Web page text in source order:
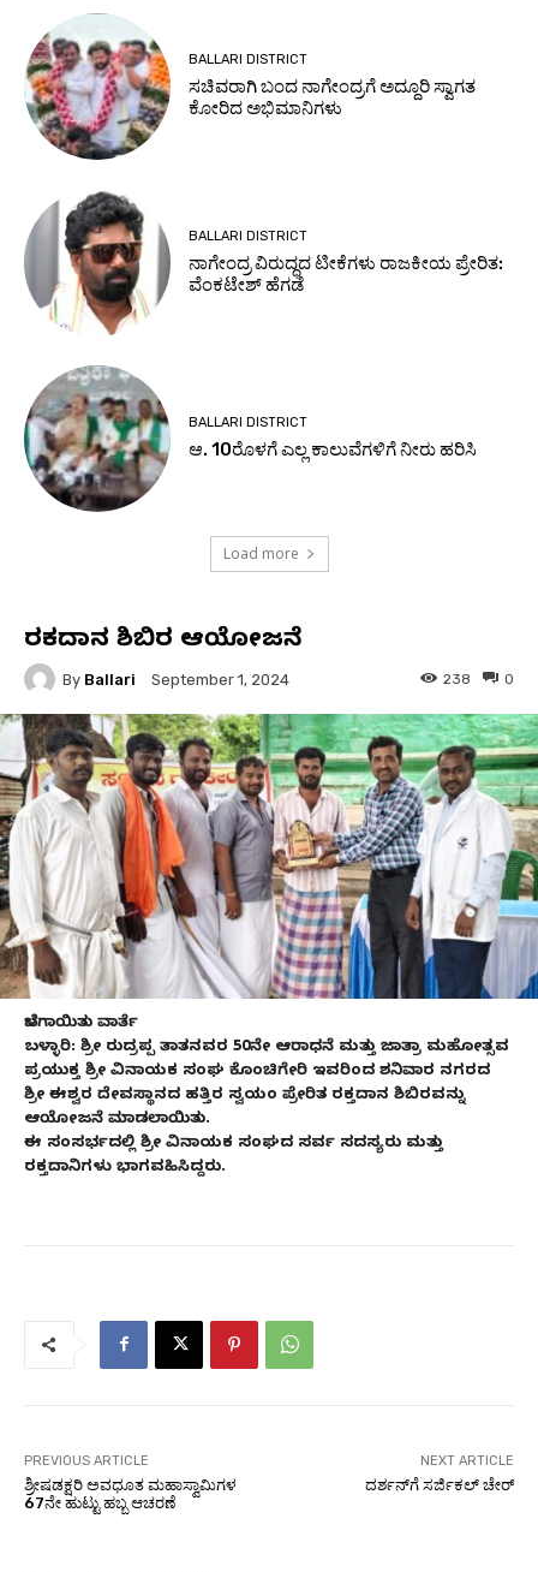
BALLARI DISTRICT
ಸಚಿವರಾಗಿ ಬಂದ ನಾಗೇಂದ್ರಗೆ ಅದ್ದೂರಿ ಸ್ವಾಗತ
ಕೋರಿದ ಅಭಿಮಾನಿಗಳು
BALLARI DISTRICT
ನಾಗೇಂದ್ರ ವಿರುದ್ಧದ ಟೀಕೆಗಳು ರಾಜಕೀಯ ಪ್ರೇರಿತ:
ವೆಂಕಟೇಶ್ ಹೆಗಡೆ
BALLARI DISTRICT
ಆ. 10ರೊಳಗೆ ಎಲ್ಲ ಕಾಲುವೆಗಳಿಗೆ ನೀರು ಹರಿಸಿ
Load more